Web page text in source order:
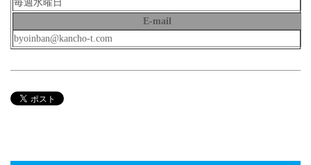
毎週水曜日
E-mail
byoinban@kancho-t.com